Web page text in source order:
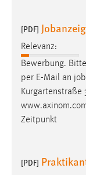
[PDF]
Relevanz:
Bewerbung.
per E-Mail an
Kurgartenstraße
Zeitpunkt
[PDF]